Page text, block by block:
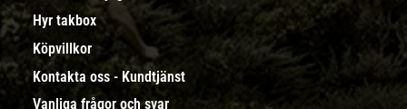
Hyr takbox
Köpvillkor
Kontakta oss - Kundtjänst
Vanliga frågor och svar